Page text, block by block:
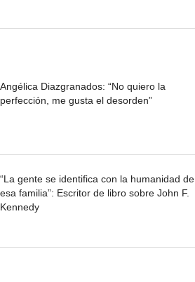
Angélica Diazgranados: “No quiero la
perfección, me gusta el desorden”
“La gente se identifica con la humanidad de
esa familia”: Escritor de libro sobre John F.
Kennedy